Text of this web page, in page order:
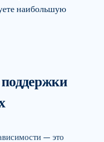
наибольшую
— это